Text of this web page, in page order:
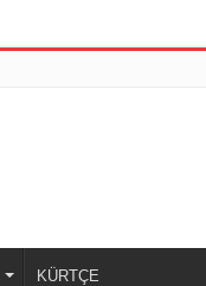
KÜRTÇE